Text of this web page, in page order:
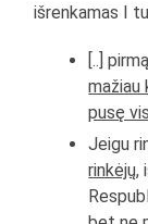
išrenkamas I
[..]
mažiau
pusę
Jeigu
rinkėjų,